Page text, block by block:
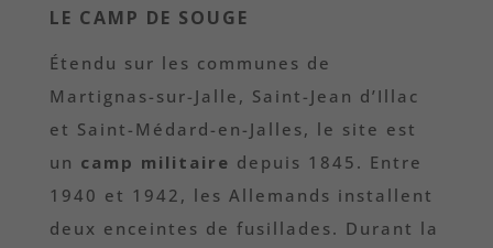
LE CAMP DE SOUGE
Étendu sur les communes de
Martignas-sur-Jalle, Saint-Jean d’Illac
et Saint-Médard-en-Jalles, le site est
un camp militaire depuis 1845. Entre
1940 et 1942, les Allemands installent
deux enceintes de fusillades. Durant la